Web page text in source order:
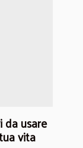
usare
vita